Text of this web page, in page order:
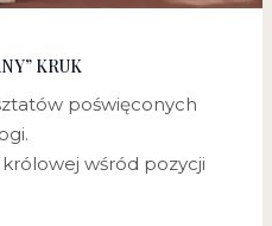
KRUK
poświęconych
wśród pozycji